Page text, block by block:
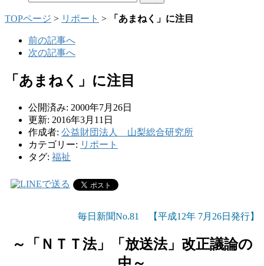
TOPページ > リポート > 「あまねく」に注目
前の記事へ
次の記事へ
「あまねく」に注目
公開済み: 2000年7月26日
更新: 2016年3月11日
作成者: 公益財団法人 山梨総合研究所
カテゴリー: リポート
タグ: 福祉
毎日新聞No.81 【平成12年 7月26日発行】
～「ＮＴＴ法」「放送法」改正議論の
中～